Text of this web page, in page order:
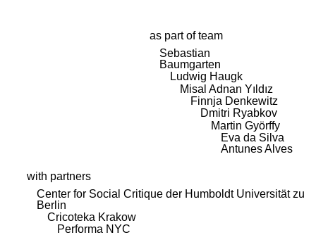
as part of team
Sebastian
Baumgarten
Ludwig Haugk
Misal Adnan Yıldız
Finnja Denkewitz
Dmitri Ryabkov
Martin Györffy
Eva da Silva
Antunes Alves
with partners
Center for Social Critique der Humboldt Universität zu
Berlin
Cricoteka Krakow
Performa NYC